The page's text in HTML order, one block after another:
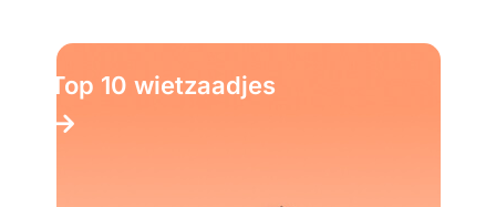
Top 10 wietzaadjes